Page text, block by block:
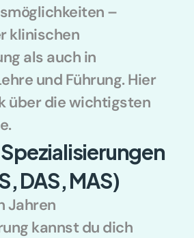
–
klinischen
als auch in
und Führung. Hier
über die wichtigsten
DAS, MAS)
Jahren
kannst du dich